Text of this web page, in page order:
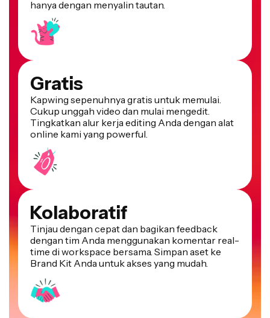
Gratis
Kapwing sepenuhnya gratis untuk memulai.
Cukup unggah video dan mulai mengedit.
Tingkatkan alur kerja editing Anda dengan alat
online kami yang powerful.
Kolaboratif
Tinjau dengan cepat dan bagikan feedback
dengan tim Anda menggunakan komentar real-
time di workspace bersama. Simpan aset ke
Brand Kit Anda untuk akses yang mudah.